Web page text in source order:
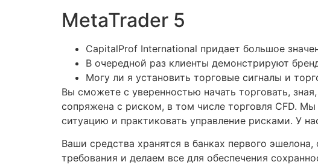
MetaTrader 5
CapitalProf International придает большое
В очередной раз клиенты демонстрируют
Могу ли я установить торговые сигналы и
Вы сможете с уверенностью начать торговать,
сопряжена с риском, в том числе торговля CFD.
ситуацию и практиковать управление рисками. У
Ваши средства хранятся в банках первого
требования и делаем все для обеспечения